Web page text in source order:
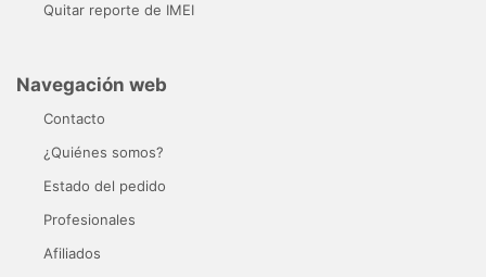
Quitar reporte de IMEI
Navegación web
Contacto
¿Quiénes somos?
Estado del pedido
Profesionales
Afiliados